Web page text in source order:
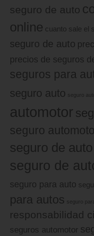
seguro de auto
online cuanto sale el
seguro de auto
precios de seguros
seguros para
seguro auto seguro
automotor
seguro
seguro de auto
seguro de
seguro para auto
para autos seguro
responsabilidad
seguros automotor